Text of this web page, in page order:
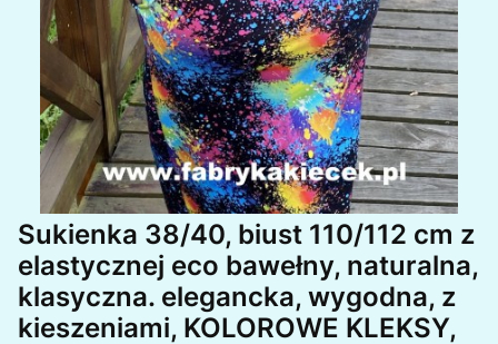
Sukienka 38/40, biust 110/112 cm z
elastycznej eco bawełny, naturalna,
klasyczna. elegancka, wygodna, z
kieszeniami, KOLOROWE KLEKSY,